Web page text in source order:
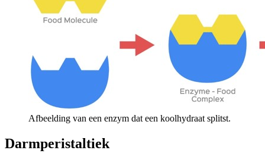
Afbeelding van een enzym dat een koolhydraat splitst.
Darmperistaltiek